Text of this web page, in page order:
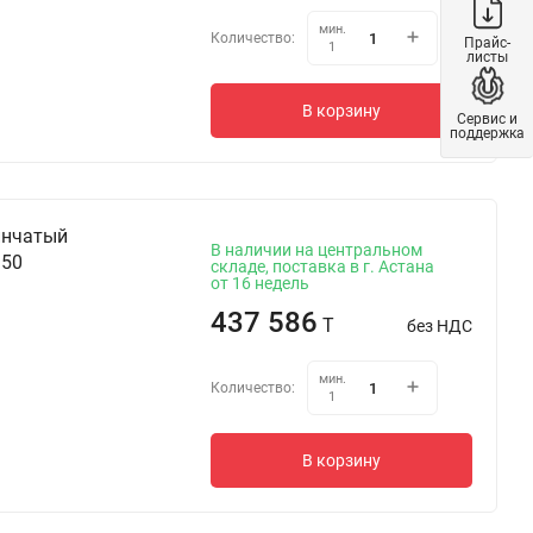
Количество:
мин.
1
В корзину
В наличии на центральном
складе, поставка в г. Астана
от 16 недель
437 586 T без НДС
Количество:
мин.
1
В корзину
Прайс-
листы
Сервис и
поддержка